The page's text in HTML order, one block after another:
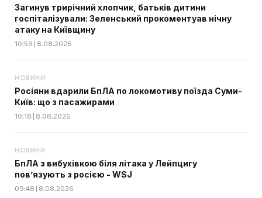
Загинув трирічний хлопчик, батьків дитини
госпіталізували: Зеленський прокоментуав нічну
атаку на Київщину
10:59 | 8.08.2026
НОВИНИ
Росіяни вдарили БпЛА по локомотиву поїзда Суми-
Київ: що з пасажирами
10:18 | 8.08.2026
НОВИНИ
БпЛА з вибухівкою біля літака у Лейпцигу
пов’язують з росією - WSJ
09:48 | 8.08.2026